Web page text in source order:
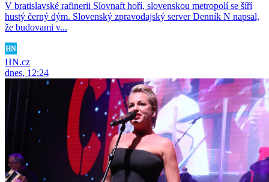
V bratislavské rafinerii Slovnaft hoří, slovenskou metropolí se šíří
hustý černý dým. Slovenský zpravodajský server Denník N napsal,
že budovami v...
HN.cz
dnes, 12:24